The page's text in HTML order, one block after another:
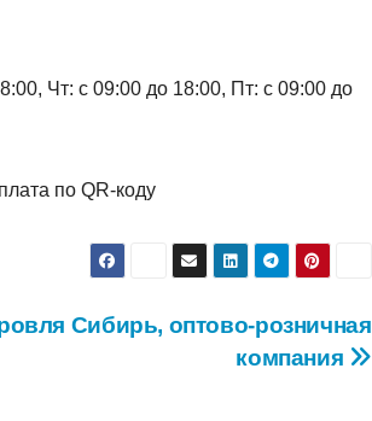
Чт: с 09:00 до 18:00, Пт: с 09:00 до
по QR-коду
Сибирь, оптово-розничная
компания